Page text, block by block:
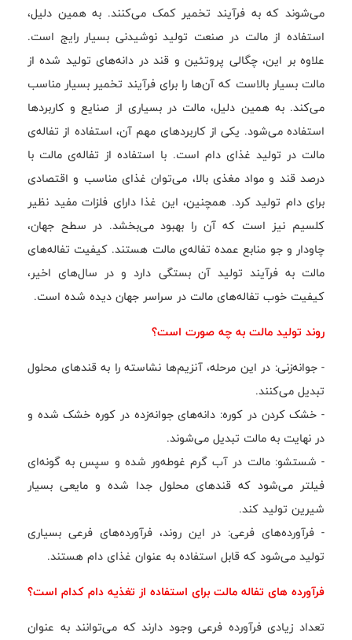
می‌شوند که به فرآیند تخمیر کمک می‌کنند. به همین دلیل،
استفاده از مالت در صنعت تولید نوشیدنی بسیار رایج است.
علاوه بر این، چگالی پروتئین و قند در دانه‌های تولید شده از
مالت بسیار بالاست که آن‌ها را برای فرآیند تخمیر بسیار مناسب
می‌کند. به همین دلیل، مالت در بسیاری از صنایع و کاربردها
استفاده می‌شود. یکی از کاربردهای مهم آن، استفاده از تفاله‌ی
مالت در تولید غذای دام است. با استفاده از تفاله‌ی مالت با
درصد قند و مواد مغذی بالا، می‌توان غذای مناسب و اقتصادی
برای دام تولید کرد. همچنین، این غذا دارای فلزات مفید نظیر
کلسیم نیز است که آن را بهبود می‌بخشد. در سطح جهان،
چاودار و جو منابع عمده تفاله‌ی مالت هستند. کیفیت تفاله‌های
مالت به فرآیند تولید آن بستگی دارد و در سال‌های اخیر،
کیفیت خوب تفاله‌های مالت در سراسر جهان دیده شده است.
روند تولید مالت به چه صورت است؟
- جوانه‌زنی: در این مرحله، آنزیم‌ها نشاسته را به قند‌های محلول
تبدیل می‌کنند.
- خشک کردن در کوره: دانه‌های جوانه‌زده در کوره خشک شده و
در نهایت به مالت تبدیل می‌شوند.
- شستشو: مالت در آب گرم غوطه‌ور شده و سپس به گونه‌ای
فیلتر می‌شود که قند‌های محلول جدا شده و مایعی بسیار
شیرین تولید کند.
- فرآورده‌های فرعی: در این روند، فرآورده‌های فرعی بسیاری
تولید می‌شود که قابل استفاده به عنوان غذای دام هستند.
فرآورده های تفاله مالت برای استفاده از تغذیه دام کدام است؟
تعداد زیادی فرآورده فرعی وجود دارند که می‌توانند به عنوان